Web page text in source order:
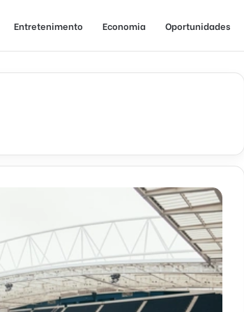
Entretenimento Economia Oportunidades